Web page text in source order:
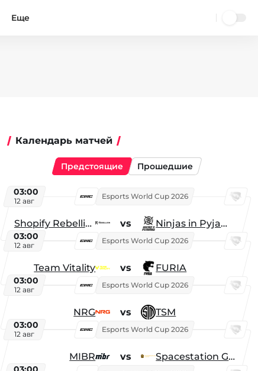
Еще
Календарь матчей
Предстоящие Прошедшие
03:00
12 авг
Esports World Cup 2026
Shopify Rebellion vs Ninjas in Pyjamas
03:00
12 авг
Esports World Cup 2026
Team Vitality vs FURIA
03:00
12 авг
Esports World Cup 2026
NRG vs TSM
03:00
12 авг
Esports World Cup 2026
MIBR vs Spacestation Gaming